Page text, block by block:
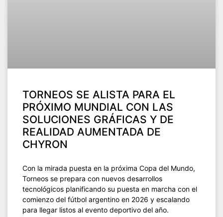
TORNEOS SE ALISTA PARA EL
PRÓXIMO MUNDIAL CON LAS
SOLUCIONES GRÁFICAS Y DE
REALIDAD AUMENTADA DE
CHYRON
Con la mirada puesta en la próxima Copa del Mundo,
Torneos se prepara con nuevos desarrollos
tecnológicos planificando su puesta en marcha con el
comienzo del fútbol argentino en 2026 y escalando
para llegar listos al evento deportivo del año.